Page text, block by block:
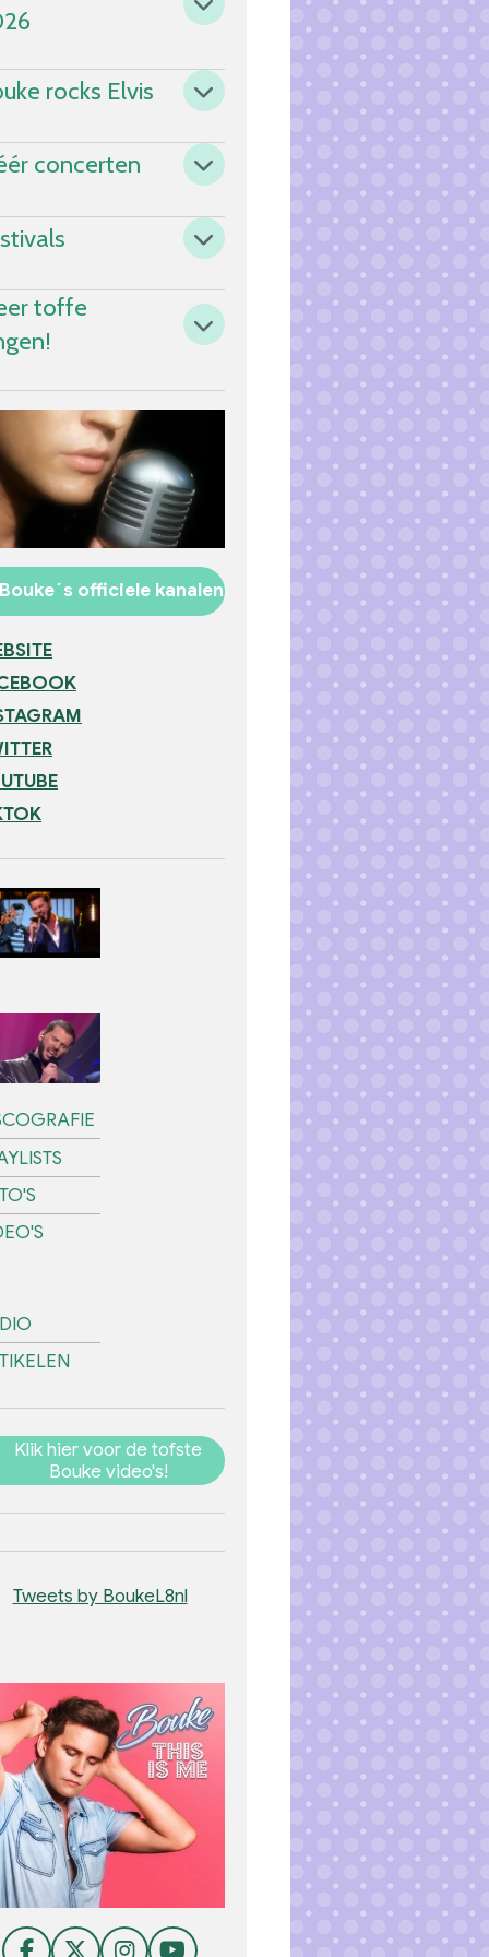
rocks Elvis
concerten
toffe
Bouke´s officiele kanalen
Klik hier voor de tofste
Bouke video's!
Tweets by BoukeL8nl